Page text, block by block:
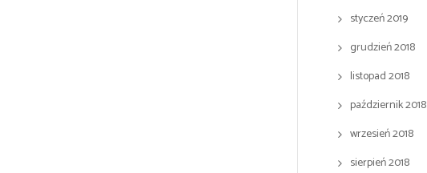
styczeń 2019
grudzień 2018
listopad 2018
październik 2018
wrzesień 2018
sierpień 2018